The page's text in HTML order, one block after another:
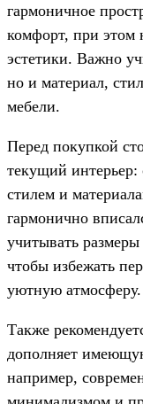
гармоничное
комфорт, при этом
эстетики. Важно
но и материал,
мебели.
Перед покупкой
текущий интерьер:
стилем и
гармонично
учитывать
чтобы избежать
уютную атмосферу.
Также
дополняет
например,